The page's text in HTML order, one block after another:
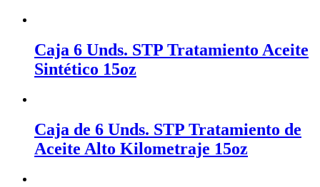
Caja 6 Unds. STP Tratamiento Aceite
Sintético 15oz
Caja de 6 Unds. STP Tratamiento de
Aceite Alto Kilometraje 15oz